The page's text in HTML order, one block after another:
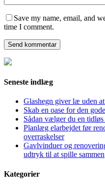
Save my name, email, and
time I comment.
Seneste indlæg
Glashegn giver læ uden
Skab en oase for den
Sådan vælger du en
Planlæg elarbejdet før
overraskelser
Gavlvinduer og
udtryk til at spille sammen
Kategorier